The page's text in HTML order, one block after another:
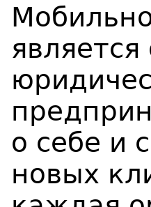
о себе и
новых